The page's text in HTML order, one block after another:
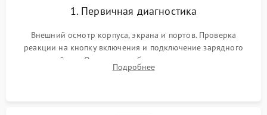
1. Первичная диагностика
Внешний осмотр корпуса, экрана и портов. Проверка
реакции на кнопку включения и подключение зарядного
устройства. Оценка потребления тока с помощью
лабораторного блока питания для локализации проблемы.
Подробнее